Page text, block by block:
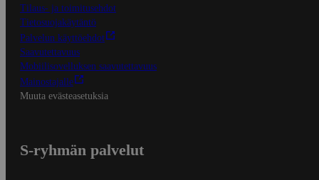
Tilaus- ja toimitusehdot
Tietosuojakäytäntö
Palvelun käyttöehdot
Saavutettavuus
Mobiilisovelluksen saavutettavuus
Mainostajalle
Muuta evästeasetuksia
S-ryhmän palvelut